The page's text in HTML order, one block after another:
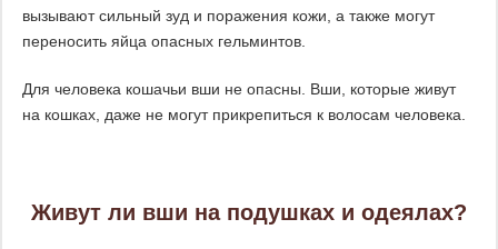
вызывают сильный зуд и поражения кожи, а также могут
переносить яйца опасных гельминтов.
Для человека кошачьи вши не опасны. Вши, которые живут
на кошках, даже не могут прикрепиться к волосам человека.
Живут ли вши на подушках и одеялах?